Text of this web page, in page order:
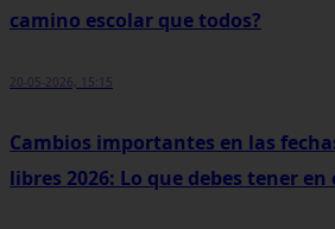
camino escolar que todos?
20-05-2026, 15:15
Cambios importantes en las
libres 2026: Lo que debes tener en